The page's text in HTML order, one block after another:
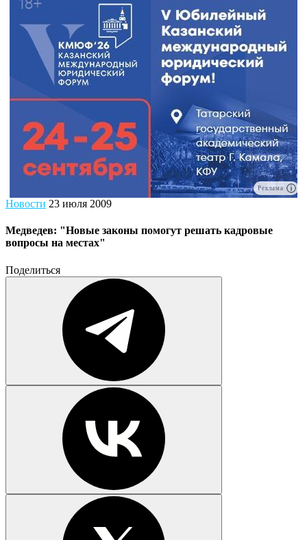
Реклама
Новости 23 июля 2009
Медведев: "Новые законы помогут решать кадровые
вопросы на местах"
Поделиться